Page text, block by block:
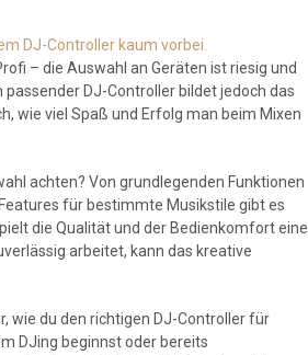
DJ-Controller kaum vorbei.
– die Auswahl an Geräten ist riesig und
DJ-Controller bildet jedoch das
wie viel Spaß und Erfolg man beim Mixen
achten? Von grundlegenden Funktionen
für bestimmte Musikstile gibt es
die Qualität und der Bedienkomfort eine
arbeitet, kann das kreative
wie du den richtigen DJ-Controller für
DJing beginnst oder bereits